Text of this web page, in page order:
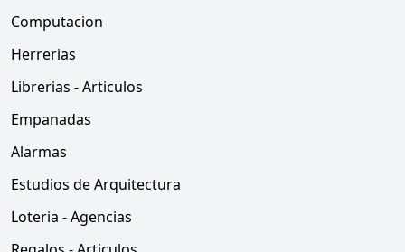
Computacion
Herrerias
Librerias - Articulos
Empanadas
Alarmas
Estudios de Arquitectura
Loteria - Agencias